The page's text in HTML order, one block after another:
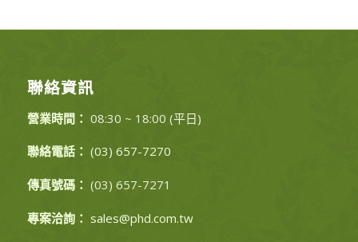
聯絡資訊
營業時間： 08:30 ~ 18:00 (平日)
聯絡電話： (03) 657-7270
傳真號碼： (03) 657-7271
專案洽詢： sales@phd.com.tw